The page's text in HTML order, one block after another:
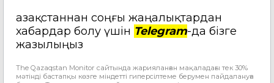
Қазақстаннан соңғы жаңалықтардан
хабардар болу үшін Telegram-да бізге
жазылыңыз
The Qazaqstan Monitor сайтында жарияланған мақаладағы тек 30%
мәтінді бастапқы көзге міндетті гиперсілтеме берумен пайдалануға